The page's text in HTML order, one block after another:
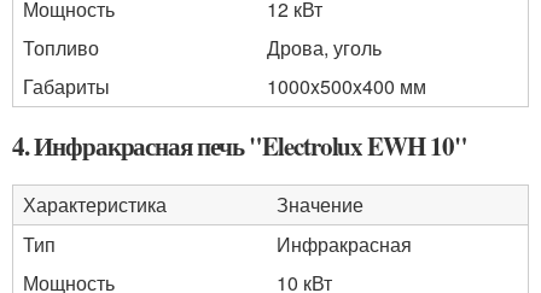
Мощность
12 кВт
Топливо
Дрова, уголь
Габариты
1000x500x400 мм
4. Инфракрасная печь "Electrolux EWH 10"
Характеристика
Значение
Тип
Инфракрасная
Мощность
10 кВт